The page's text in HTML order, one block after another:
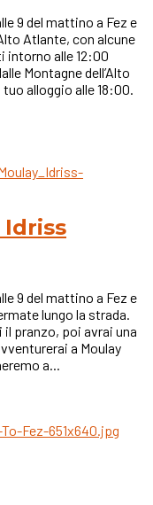
9 del mattino a Fez e
Atlante, con alcune
intorno alle 12:00
Montagne dell’Alto
alloggio alle 18:00.
Idriss
9 del mattino a Fez e
lungo la strada.
pranzo, poi avrai una
a Moulay
a...